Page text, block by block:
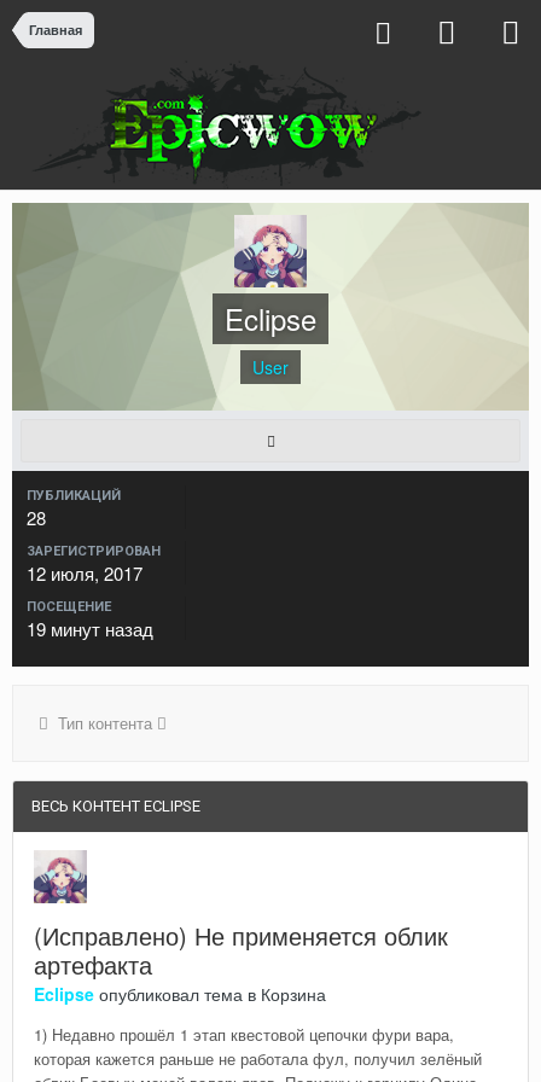
Главная
Eclipse
User
ПУБЛИКАЦИЙ
28
ЗАРЕГИСТРИРОВАН
12 июля, 2017
ПОСЕЩЕНИЕ
19 минут назад
Тип контента
ВЕСЬ КОНТЕНТ ECLIPSE
(Исправлено) Не применяется облик
артефакта
Eclipse опубликовал тема в Корзина
1) Недавно прошёл 1 этап квестовой цепочки фури вара,
которая кажется раньше не работала фул, получил зелёный